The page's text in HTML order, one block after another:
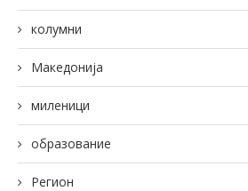
колумни
Македонија
миленици
образование
Регион